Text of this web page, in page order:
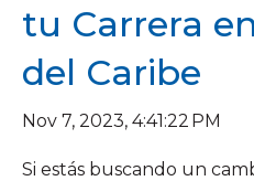
tu Carrera
del Caribe
Nov 7, 2023, 4:41:22 PM
Si estás buscando un